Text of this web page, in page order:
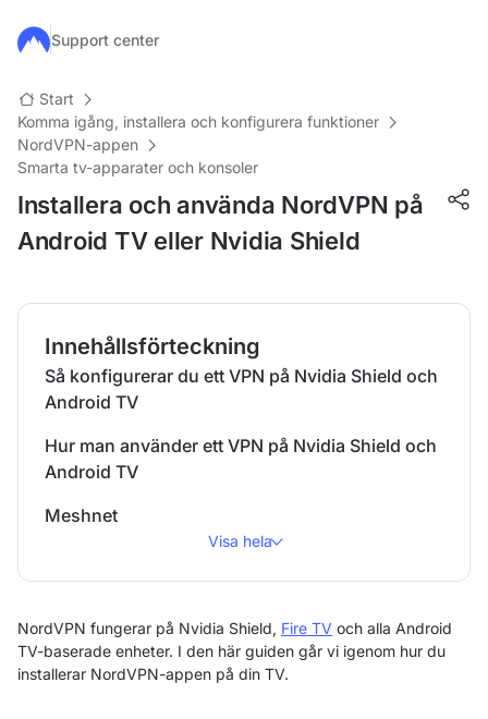
Hoppa till huvudinnehåll
Support center
Start
Komma igång, installera och konfigurera funktioner
NordVPN-appen
Smarta tv-apparater och konsoler
Installera och använda NordVPN på
Android TV eller Nvidia Shield
Innehållsförteckning
Så konfigurerar du ett VPN på Nvidia Shield och
Android TV
Hur man använder ett VPN på Nvidia Shield och
Android TV
Meshnet
Visa hela
NordVPN fungerar på Nvidia Shield, Fire TV och alla Android
TV-baserade enheter. I den här guiden går vi igenom hur du
installerar NordVPN-appen på din TV.